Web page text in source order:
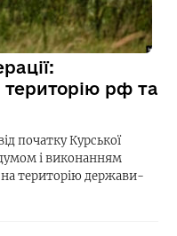
територію рф та
початку Курської
і виконанням
на територію держави-